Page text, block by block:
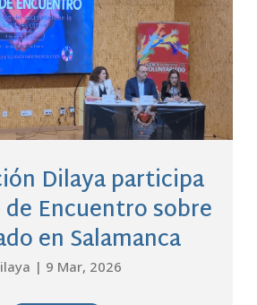
Dilaya participa
Encuentro sobre
en Salamanca
| 9 Mar, 2026